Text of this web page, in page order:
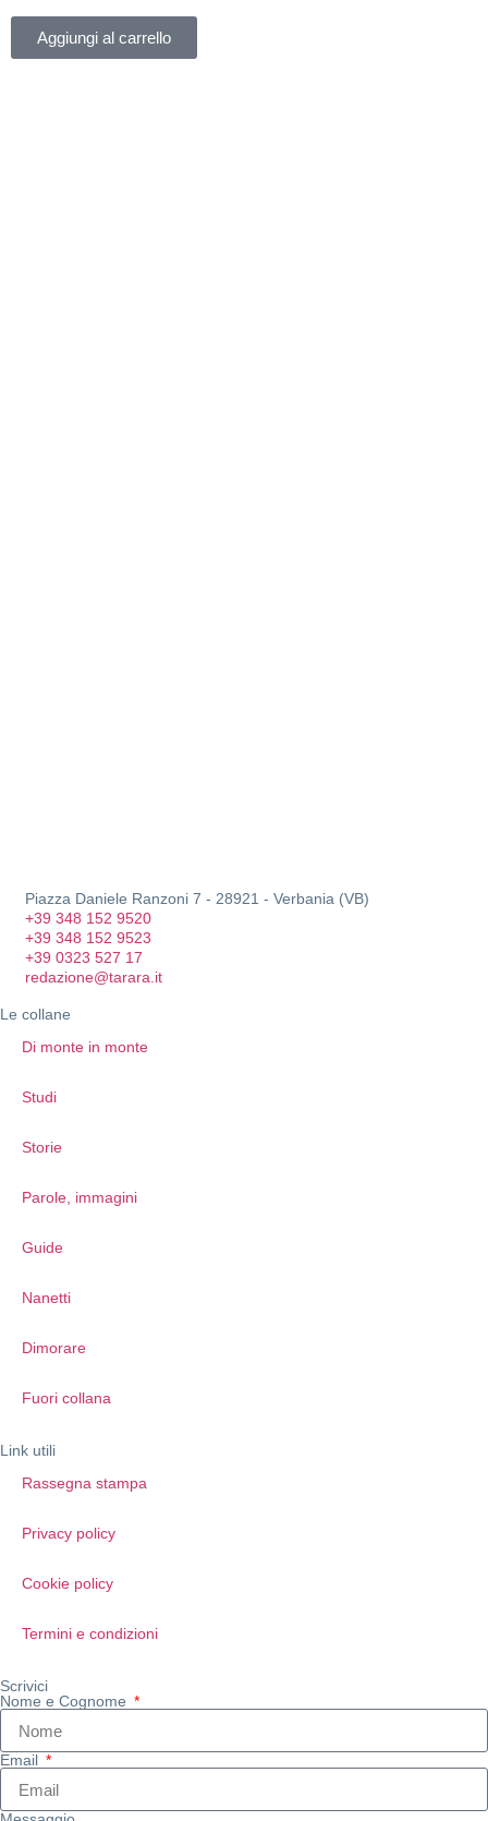
Aggiungi al carrello
Piazza Daniele Ranzoni 7 - 28921 - Verbania (VB)
+39 348 152 9520
+39 348 152 9523
+39 0323 527 17
redazione@tarara.it
Le collane
Di monte in monte
Studi
Storie
Parole, immagini
Guide
Nanetti
Dimorare
Fuori collana
Link utili
Rassegna stampa
Privacy policy
Cookie policy
Termini e condizioni
Scrivici
Nome e Cognome
Email